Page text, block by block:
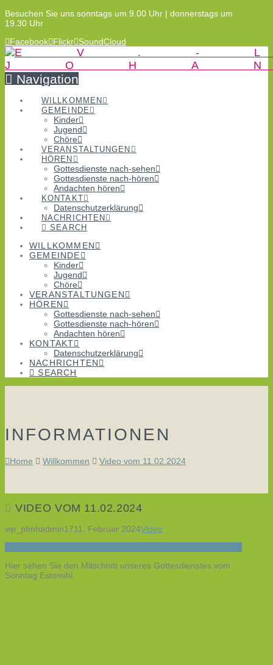
Besuchen Sie uns sonntags um 9.00 Uhr | donnerstags um
19.30 Uhr
Facebook Flickr SoundCloud
Navigation
WILLKOMMEN
GEMEINDE
Kinder
Jugend
Chöre
VERANSTALTUNGEN
HÖREN
Gottesdienste nach-sehen
Gottesdienste nach-hören
Andachten hören
KONTAKT
Datenschutzerklärung
NACHRICHTEN
SEARCH
WILLKOMMEN
GEMEINDE
Kinder
Jugend
Chöre
VERANSTALTUNGEN
HÖREN
Gottesdienste nach-sehen
Gottesdienste nach-hören
Andachten hören
KONTAKT
Datenschutzerklärung
NACHRICHTEN
SEARCH
INFORMATIONEN
Home Willkommen Video vom 11.02.2024
VIDEO VOM 11.02.2024
wp_pfmhadmin1711. Februar 2024Video
Hier sehen Sie den Mitschnitt unseres Gottesdienstes vom
Sonntag Estomihi.